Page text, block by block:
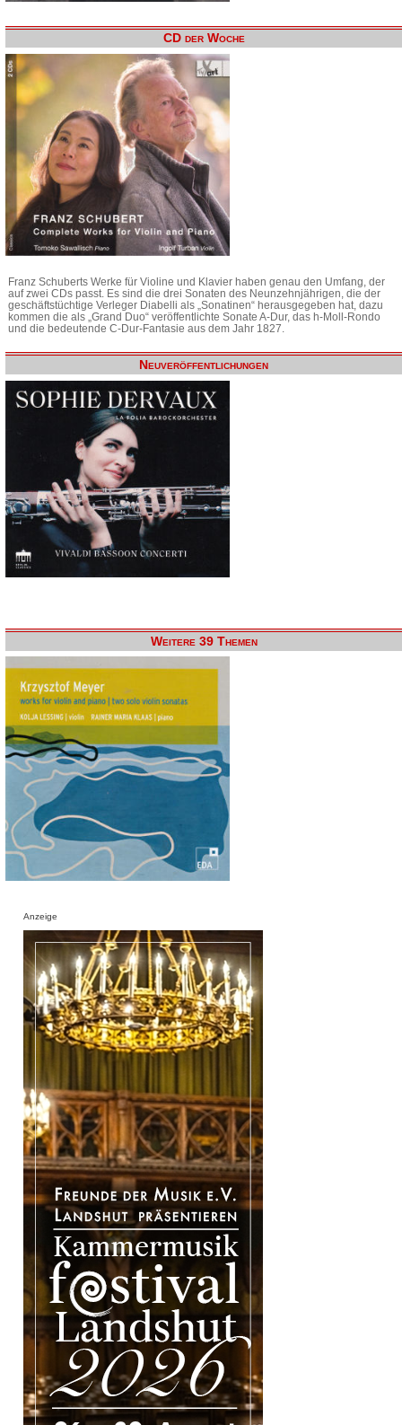
CD der Woche
Franz Schuberts Werke für Violine und Klavier haben genau den Umfang, der
auf zwei CDs passt. Es sind die drei Sonaten des Neunzehnjährigen, die der
geschäftstüchtige Verleger Diabelli als „Sonatinen“ herausgegeben hat, dazu
kommen die als „Grand Duo“ veröffentlichte Sonate A-Dur, das h-Moll-Rondo
und die bedeutende C-Dur-Fantasie aus dem Jahr 1827.
Neuveröffentlichungen
Weitere 39 Themen
Anzeige